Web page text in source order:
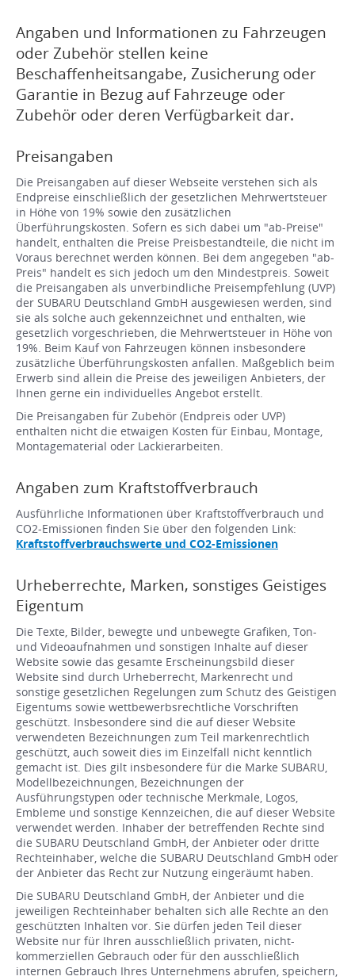
Angaben und Informationen zu Fahrzeugen
oder Zubehör stellen keine
Beschaffenheitsangabe, Zusicherung oder
Garantie in Bezug auf Fahrzeuge oder
Zubehör oder deren Verfügbarkeit dar.
Preisangaben
Die Preisangaben auf dieser Webseite verstehen sich als
Endpreise einschließlich der gesetzlichen Mehrwertsteuer
in Höhe von 19% sowie den zusätzlichen
Überführungskosten. Sofern es sich dabei um "ab-Preise"
handelt, enthalten die Preise Preisbestandteile, die nicht im
Voraus berechnet werden können. Bei dem angegeben "ab-
Preis" handelt es sich jedoch um den Mindestpreis. Soweit
die Preisangaben als unverbindliche Preisempfehlung (UVP)
der SUBARU Deutschland GmbH ausgewiesen werden, sind
sie als solche auch gekennzeichnet und enthalten, wie
gesetzlich vorgeschrieben, die Mehrwertsteuer in Höhe von
19%. Beim Kauf von Fahrzeugen können insbesondere
zusätzliche Überführungskosten anfallen. Maßgeblich beim
Erwerb sind allein die Preise des jeweiligen Anbieters, der
Ihnen gerne ein individuelles Angebot erstellt.
Die Preisangaben für Zubehör (Endpreis oder UVP)
enthalten nicht die etwaigen Kosten für Einbau, Montage,
Montagematerial oder Lackierarbeiten.
Angaben zum Kraftstoffverbrauch
Ausführliche Informationen über Kraftstoffverbrauch und
CO2-Emissionen finden Sie über den folgenden Link:
Kraftstoffverbrauchswerte und CO2-Emissionen
Urheberrechte, Marken, sonstiges Geistiges
Eigentum
Die Texte, Bilder, bewegte und unbewegte Grafiken, Ton-
und Videoaufnahmen und sonstigen Inhalte auf dieser
Website sowie das gesamte Erscheinungsbild dieser
Website sind durch Urheberrecht, Markenrecht und
sonstige gesetzlichen Regelungen zum Schutz des Geistigen
Eigentums sowie wettbewerbsrechtliche Vorschriften
geschützt. Insbesondere sind die auf dieser Website
verwendeten Bezeichnungen zum Teil markenrechtlich
geschützt, auch soweit dies im Einzelfall nicht kenntlich
gemacht ist. Dies gilt insbesondere für die Marke SUBARU,
Modellbezeichnungen, Bezeichnungen der
Ausführungstypen oder technische Merkmale, Logos,
Embleme und sonstige Kennzeichen, die auf dieser Website
verwendet werden. Inhaber der betreffenden Rechte sind
die SUBARU Deutschland GmbH, der Anbieter oder dritte
Rechteinhaber, welche die SUBARU Deutschland GmbH oder
der Anbieter das Recht zur Nutzung eingeräumt haben.
Die SUBARU Deutschland GmbH, der Anbieter und die
jeweiligen Rechteinhaber behalten sich alle Rechte an den
geschützten Inhalten vor. Sie dürfen jeden Teil dieser
Website nur für Ihren ausschließlich privaten, nicht-
kommerziellen Gebrauch oder für den ausschließlich
internen Gebrauch Ihres Unternehmens abrufen, speichern,